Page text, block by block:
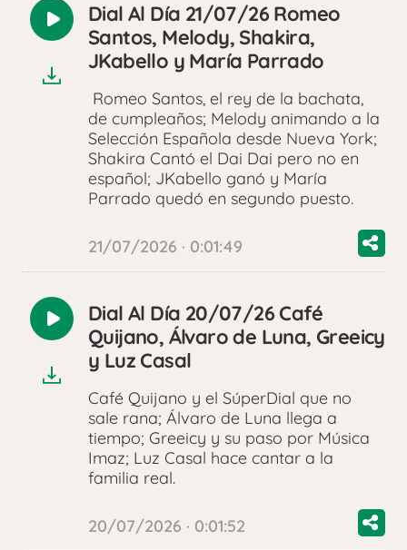
Reproducir
audio
Dial Al Día 21/07/26 Romeo
Santos, Melody, Shakira,
JKabello y María Parrado
Romeo Santos, el rey de la bachata,
de cumpleaños; Melody animando a la
Selección Española desde Nueva York;
Shakira Cantó el Dai Dai pero no en
español; JKabello ganó y María
Parrado quedó en segundo puesto.
21/07/2026 · 0:01:49
Reproducir
audio
Dial Al Día 20/07/26 Café
Quijano, Álvaro de Luna, Greeicy
y Luz Casal
Café Quijano y el SúperDial que no
sale rana; Álvaro de Luna llega a
tiempo; Greeicy y su paso por Música
Imaz; Luz Casal hace cantar a la
familia real.
20/07/2026 · 0:01:52